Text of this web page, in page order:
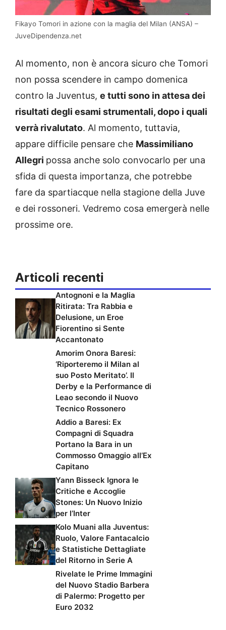
Fikayo Tomori in azione con la maglia del Milan (ANSA) –
JuveDipendenza.net
Al momento, non è ancora sicuro che Tomori
non possa scendere in campo domenica
contro la Juventus, e tutti sono in attesa dei
risultati degli esami strumentali, dopo i quali
verrà rivalutato. Al momento, tuttavia,
appare difficile pensare che Massimiliano
Allegri possa anche solo convocarlo per una
sfida di questa importanza, che potrebbe
fare da spartiacque nella stagione della Juve
e dei rossoneri. Vedremo cosa emergerà nelle
prossime ore.
Articoli recenti
Antognoni e la Maglia
Ritirata: Tra Rabbia e
Delusione, un Eroe
Fiorentino si Sente
Accantonato
Amorim Onora Baresi:
‘Riporteremo il Milan al
suo Posto Meritato’. Il
Derby e la Performance di
Leao secondo il Nuovo
Tecnico Rossonero
Addio a Baresi: Ex
Compagni di Squadra
Portano la Bara in un
Commosso Omaggio all’Ex
Capitano
Yann Bisseck Ignora le
Critiche e Accoglie
Stones: Un Nuovo Inizio
per l’Inter
Kolo Muani alla Juventus:
Ruolo, Valore Fantacalcio
e Statistiche Dettagliate
del Ritorno in Serie A
Rivelate le Prime Immagini
del Nuovo Stadio Barbera
di Palermo: Progetto per
Euro 2032